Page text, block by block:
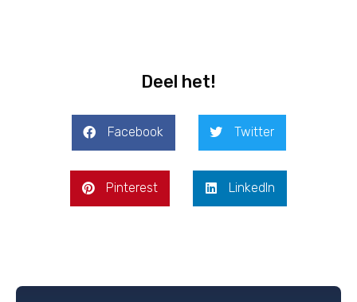
Deel het!
Facebook Twitter
Pinterest LinkedIn